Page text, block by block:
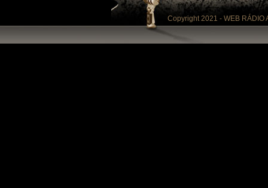
Copyright 2021 - WEB RÁDIO